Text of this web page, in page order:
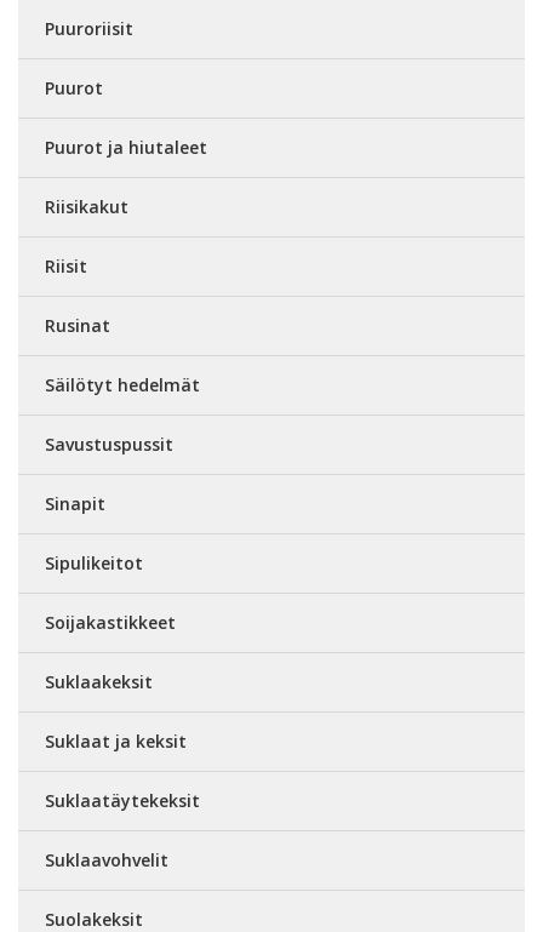
Puuroriisit
Puurot
Puurot ja hiutaleet
Riisikakut
Riisit
Rusinat
Säilötyt hedelmät
Savustuspussit
Sinapit
Sipulikeitot
Soijakastikkeet
Suklaakeksit
Suklaat ja keksit
Suklaatäytekeksit
Suklaavohvelit
Suolakeksit